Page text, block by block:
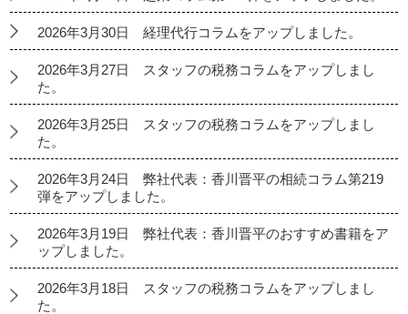
2026年3月30日 経理代行コラムをアップしました。
2026年3月27日 スタッフの税務コラムをアップしまし
た。
2026年3月25日 スタッフの税務コラムをアップしまし
た。
2026年3月24日 弊社代表：香川晋平の相続コラム第219
弾をアップしました。
2026年3月19日 弊社代表：香川晋平のおすすめ書籍をア
ップしました。
2026年3月18日 スタッフの税務コラムをアップしまし
た。